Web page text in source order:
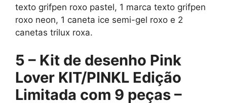
texto grifpen roxo pastel, 1 marca texto grifpen
roxo neon, 1 caneta ice semi-gel roxo e 2
canetas trilux roxa.
5 – Kit de desenho Pink
Lover KIT/PINKL Edição
Limitada com 9 peças –